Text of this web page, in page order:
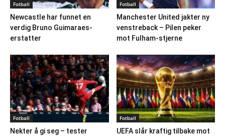
Fotball
Newcastle har funnet en
verdig Bruno Guimaraes-
erstatter
Fotball
Manchester United jakter ny
venstreback – Pilen peker
mot Fulham-stjerne
Fotball
Nekter å gi seg – tester
Fotball
UEFA slår kraftig tilbake mot